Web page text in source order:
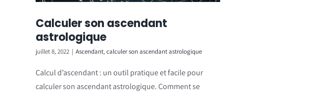
Calculer son ascendant
astrologique
juillet 8, 2022 | Ascendant,calculer son ascendant astrologique
Calcul d’ascendant : un outil pratique et facile pour
calculer son ascendant astrologique. Comment se